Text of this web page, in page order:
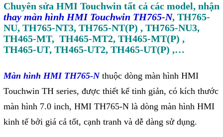
Chuyên sửa HMI Touchwin tất cả các model, nhận
thay màn hình HMI Touchwin TH765-N, TH765-
NU, TH765-NT3, TH765-NT(P) , TH765-NU3,
TH465-MT, TH465-MT2, TH465-MT(P) ,
TH465-UT, TH465-UT2, TH465-UT(P) ,…
Màn hình HMI TH765-Nthuộc dòng màn hình HMI
Touchwin TH series, được thiết kế tinh giản, có kích thước
màn hình 7.0 inch, HMI TH765-N là dòng màn hình HMI
kinh tế bởi giá cả tốt, cạnh tranh và dễ dàng sử dụng.
Hệ Thống Cảnh Báo An
Toàn Xe Nâng
Hệ thống điều khiển giám
sát và thu thập dữ liệu
Giải pháp quản lý bằng mã
vạch
Bảng LED điện tử
Bảng điện tử năng suất
Dương
Điện thoại
0909 199 102
COPYRIGHT 2018. ALL RIGHTS RESERVED